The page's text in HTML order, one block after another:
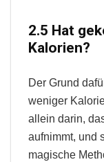
2.5 Hat
Kalorien?
Der Grund
weniger
allein darin,
aufnimmt, und
magische